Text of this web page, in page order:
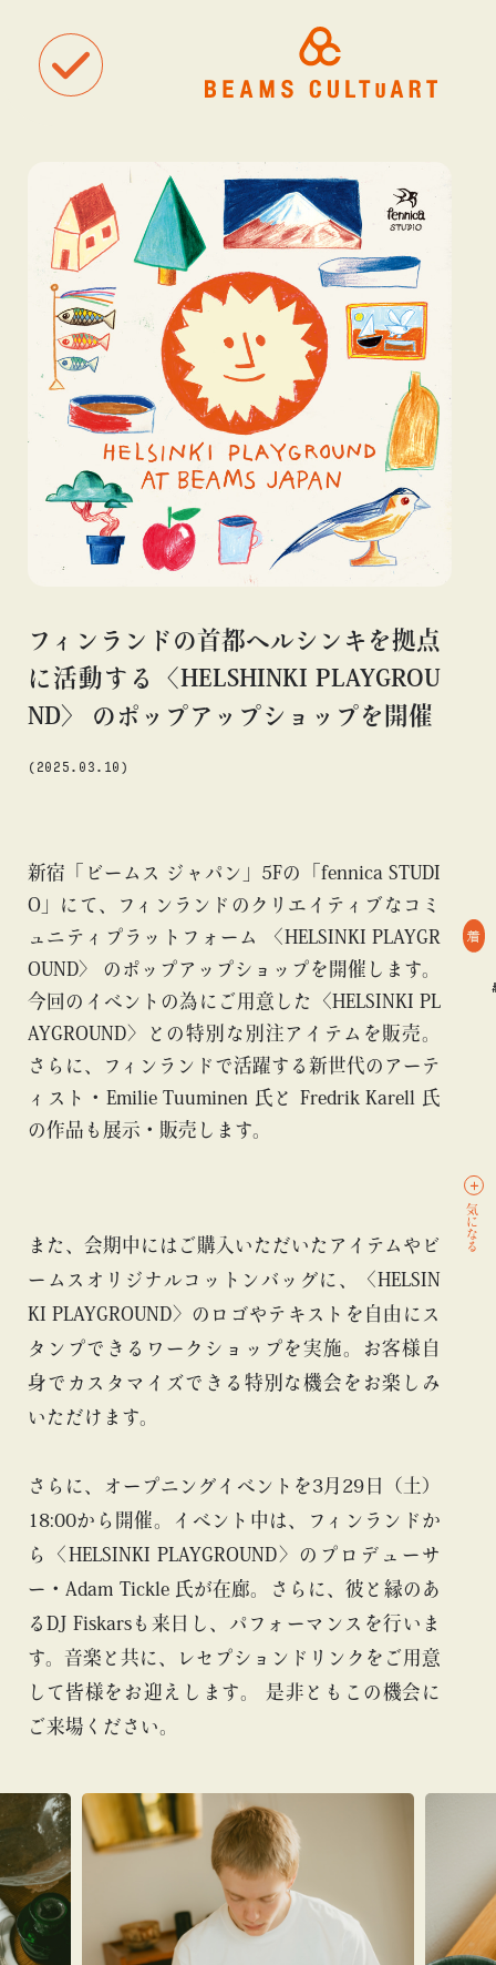
聴
着
blog blog
タグ一覧
#ART #BEAMS CULTUART #BEAMS MANGART
#BEAMS
#BEAMS T
#bPrビームス
#Bギャラリー
#TOKYO CULTUART by BEAMS
#アート
#アートが生まれるところ
#アートフェア #アイドル
#アニメ
#エンタメ #ギャラリー #グッズ
#デザイン
#ビームス カルチャー ト 高輪
#ビームス ジャパン
#ライブ
#レコード #写真 #抽選販売 #漫画
#絵画
#美術館 #言葉 #連載 #音楽
フィンランドの首都ヘルシンキを拠点
に活動する〈HELSHINKI PLAYGROU
ND〉 のポップアップショップを開催
(2025.03.10)
新宿「ビームス ジャパン」5Fの「fennica STUDI
O」にて、フィンランドのクリエイティブなコミ
ュニティプラットフォーム 〈HELSINKI PLAYGR
OUND〉 のポップアップショップを開催します。
今回のイベントの為にご用意した〈HELSINKI PL
AYGROUND〉との特別な別注アイテムを販売。
さらに、フィンランドで活躍する新世代のアーテ
ィスト・Emilie Tuuminen 氏と Fredrik Karell 氏
の作品も展示・販売します。
また、会期中にはご購入いただいたアイテムやビ
ームスオリジナルコットンバッグに、〈HELSIN
KI PLAYGROUND〉のロゴやテキストを自由にス
タンプできるワークショップを実施。お客様自
身でカスタマイズできる特別な機会をお楽しみ
いただけます。
さらに、オープニングイベントを3月29日（土）
18:00から開催。イベント中は、フィンランドか
ら〈HELSINKI PLAYGROUND〉のプロデューサ
ー・Adam Tickle 氏が在廊。さらに、彼と縁のあ
るDJ Fiskarsも来日し、パフォーマンスを行いま
す。音楽と共に、レセプションドリンクをご用意
して皆様をお迎えします。 是非ともこの機会に
ご来場ください。
着
気になる